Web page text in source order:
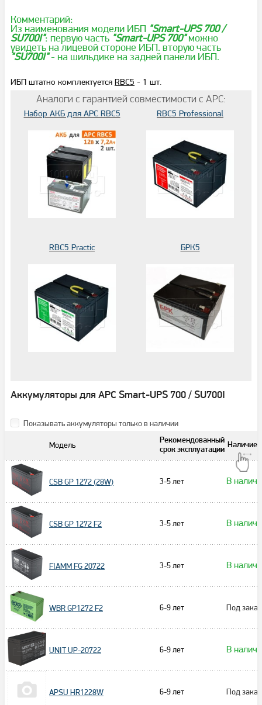
Комментарий:
Из наименования модели ИБП "Smart-UPS 700 /
SU700I": первую часть "Smart-UPS 700"можно
увидеть на лицевой стороне ИБП. вторую часть
"SU700I"- на шильдике на задней панели ИБП.
ИБП штатно комплектуется RBC5 - 1 шт.
Аналоги с гарантией совместимости с APC:
Набор АКБ для APC RBC5 RBC5 Professional
RBC5 Practic БРК5
Аккумуляторы для APC Smart-UPS 700 / SU700I
Показывать аккумуляторы только в наличии
Модель
Рекомендованный
срок эксплуатации
Наличие
CSB GP 1272 (28W) 3-5 лет В
CSB GP 1272 F2 3-5 лет В
FIAMM FG 20722 3-5 лет В
WBR GP1272 F2 6-9 лет Под заказ
UNIT UP-20722 6-9 лет В
APSU HR1228W 6-9 лет Под заказ